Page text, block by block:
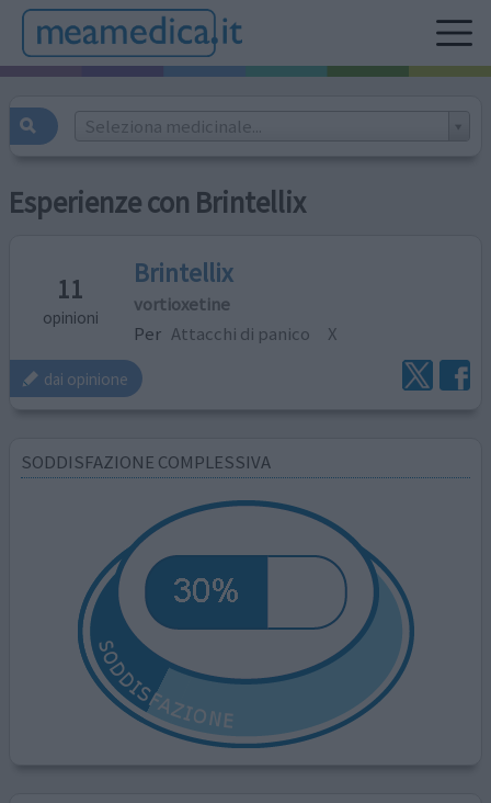
Seleziona medicinale...
Esperienze con Brintellix
11
opinioni
Brintellix
vortioxetine
Per Attacchi di panico X
dai opinione
SODDISFAZIONE COMPLESSIVA